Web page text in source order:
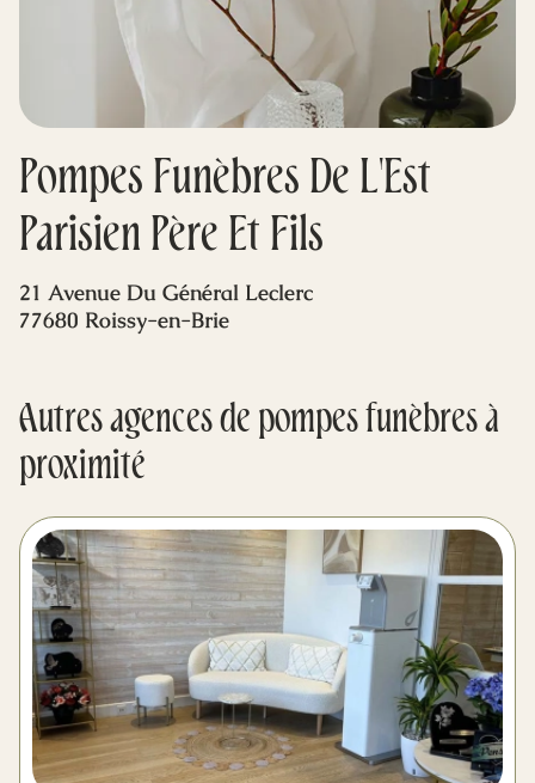
Livraison de fleurs
Blog
Mes dernières volontés
Pompes Funèbres De L'Est
Parisien Père Et Fils
21 Avenue Du Général Leclerc
77680 Roissy-en-Brie
Autres agences de pompes funèbres à
proximité